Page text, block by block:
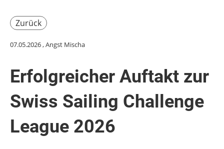
Zurück
07.05.2026, Angst Mischa
Erfolgreicher Auftakt zur
Swiss Sailing Challenge
League 2026